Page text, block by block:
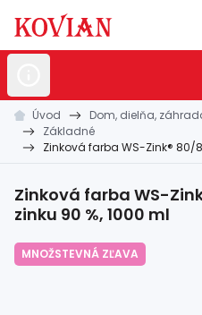
Nerezovépolotovary
Hliníkovépolotovary
Kovanépolotovary
madlá
Bránovésystémy
Úvod Dom, dielňa,
Základné
Zinková farba WS-Zink® 80/
Zinková farba WS-
zinku 90 %, 1000 ml
MNOŽSTEVNÁ ZĽAVA